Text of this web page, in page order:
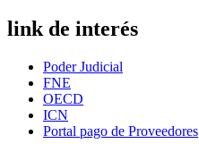
link de interés
Poder Judicial
FNE
OECD
ICN
Portal pago de Proveedores